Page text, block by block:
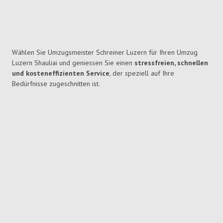
Wählen Sie Umzugsmeister Schreiner Luzern für Ihren Umzug
Luzern Shauliai und geniessen Sie einen stressfreien, schnellen
und kosteneffizienten Service, der speziell auf Ihre
Bedürfnisse zugeschnitten ist.